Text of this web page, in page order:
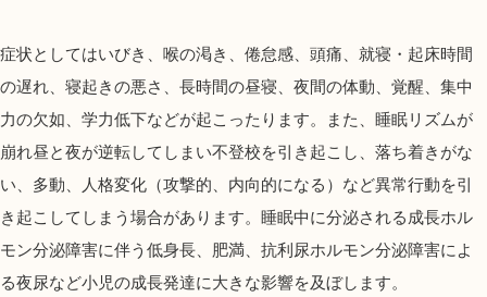
症状としてはいびき、喉の渇き、倦怠感、頭痛、就寝・起床時間
の遅れ、寝起きの悪さ、長時間の昼寝、夜間の体動、覚醒、集中
力の欠如、学力低下などが起こったります。また、睡眠リズムが
崩れ昼と夜が逆転してしまい不登校を引き起こし、落ち着きがな
い、多動、人格変化（攻撃的、内向的になる）など異常行動を引
き起こしてしまう場合があります。睡眠中に分泌される成長ホル
モン分泌障害に伴う低身長、肥満、抗利尿ホルモン分泌障害によ
る夜尿など小児の成長発達に大きな影響を及ぼします。